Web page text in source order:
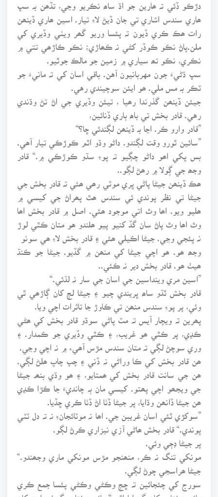
دڙڪو ڏئي تہ ھارين جو اڌ ساھ نڪريو وڃي، تڏھن بہ سڀ
ھاري سندس اشاري تي جان ڏيڻ لاءِ تيار. اسين ھاري ڏينھن
رات ھڪ ڪري ڏيون تہ پئسا وريو گھر ويٺي وڏيري کي
ملن.پاڻ نڪو ڪوڏر کڻي نہ ڪھاڙي؛ نڪو ڪاڙھي تتي ۾
نڪري، نڪو تھ سياري ۾ زمين جو مالڪ جوٿيو.
سڀ ڌڻيءَ جون مهربانيون آهن. باقي اسان کي تہ مانيءَ جو
ٽڪر بہ مس ملي. ھو ايئن سوچيندي رهي.
جيئن ڏينھن گذرندا رھيا ، تيئن وڏيري جي اڻ تڻ وڌندي
رهي. قادر بخش تي باھ ٻاري ڏنائين،
”قادر وارو ڪر. اڃا بہ ڏينھن لڳندئي ڇا؟“
”سائين ٿورو وقت لڳندو. داڻو وڌو اٿم ڪوڙڪي تيار آھي.
بس پکي اھو داڻو چڳيو تہ پوءِ سڌو ڪوڙڪي ۾.“ قادر
وجھ جي ڳولا ۾ رھڻ لڳو..
ھڪ ڏينھن جيڻا پاڻي ڀري موٽي رھي ھئي تہ قادر بخش جي
جيڻا تي نظر پوندي ئي سندس ھٿ پھراڻ جي کيسي ۾
ھليو ويو. اھا وٿ اتي موجود ھئي. اصل ۾ قادر بخش اھا
وٿ اھا وٿ پاڻ سان گڏ کنيو پيو ھلندو ھو متان ڪٿي لوڙ
نہ پئجي وڃي. جيڻا اڪيلي ھئي ۽ قادر بخش لاءِ ھي سونو
وجھ ھو. ھو اچي جيڻا کي منھن ۾ گڏيو. جيڻا جو ڪنڌ
ھيٺ ھو. قادر بخش دير نہ ڪئي..
”اسين مري وينداسين جي اسان جي سار نہ لڌئي.“
قادر بخش ٿڌو ساھ ڀريندي چيو ۽ جيڻا لڄ کان ڳاڙھي ٿي
وئي، پر پوءِ سندس منھن تي ڪاوڙ جا تاثرات اچي ويا.
پھرين تہ ويچار آيس تہ مٽ پاڻي سوڌو قادر بخش کي ھڻي
ڪڍي، پر ڪٿي ھو غريب، ۽ ڪٿي وڏيري جو ڪمدار. ۽
وري سوچڻ لڳي تہ متان سندس مڙس آھيء ۾ نہ اچي وڃي.
ھن قادر بخش کي ڪا وراڻي نہ ڏني ۽ چپ چاپ ھلڻ لڳي.
ھن جي سانت قادر بخش کي ھمتايو، ۽ ھو وڌي بنھہ جيڻا
جي ويجھو اچي پھتو. کيسي مان ٻہ چانديءَ جا ڪڙا ڪڍي
ھن جيڻا ڏانھن وڌايا، پر جيڻا ڏٺا اڻ ڏٺا ڪري ڇڏيا.
”سوکڙي ٿئي اسان غريبن جي. اھا نہ موٽائجانءِ نہ تہ دل ٽٽي
پوندي.“ قادر بخش ھاڻي آزي نيزاري ڪرڻ لڳو.
پر جيڻا ڊڄي وئي.
مونکي تنگ نہ ڪر، منھنجو مڙس مونکي ماري وجھندو.“
جيڻا ھراسجي چوڻ لڳي.
سورج کي چئجائين تہ ڇڄ وڪڻي وڪڻي پئسا جمع ڪري
مائي بختاور کان گهرايا اٿم.“ مائي بختاور ڳوٺ وارن کان